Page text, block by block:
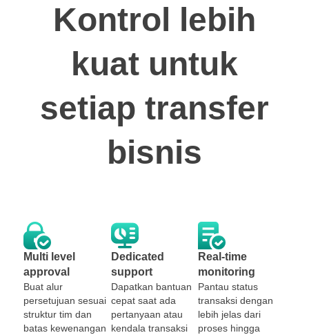
Kontrol lebih
kuat untuk
setiap transfer
bisnis
Multi level
approval
Buat alur
persetujuan sesuai
struktur tim dan
batas kewenangan
Dedicated
support
Dapatkan bantuan
cepat saat ada
pertanyaan atau
kendala transaksi
Real-time
monitoring
Pantau status
transaksi dengan
lebih jelas dari
proses hingga